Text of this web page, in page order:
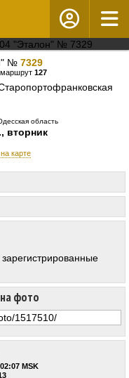
№ 7329
, маршрут 127
область
вторник
карте
MSK
фото